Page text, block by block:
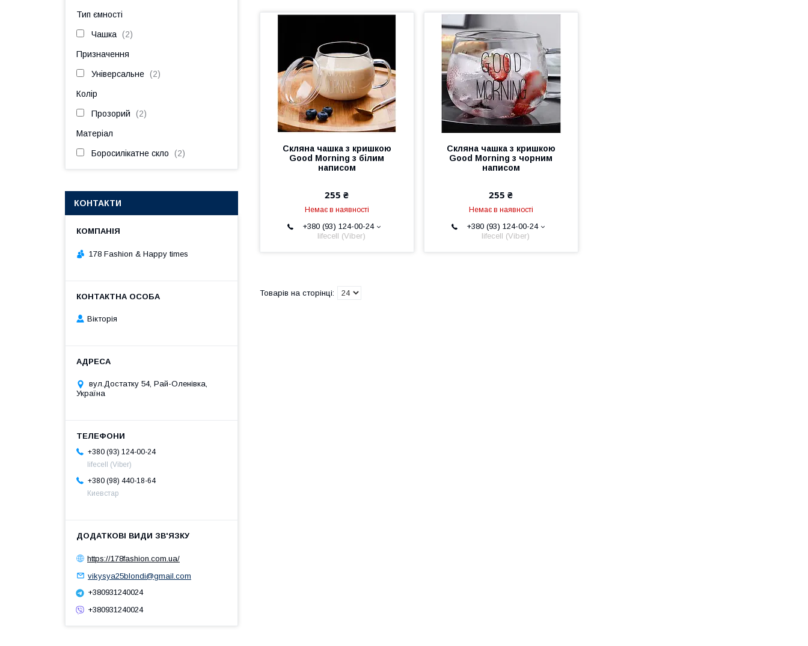
Скляна чашка з кришкою
Good Morning з білим
написом
255 ₴
Немає в наявності
+380 (93) 124-00-24
lifecell (Viber)
Скляна чашка з кришкою
Good Morning з чорним
написом
255 ₴
Немає в наявності
+380 (93) 124-00-24
lifecell (Viber)
Тип ємності
Чашка 2
Призначення
Універсальне 2
Колір
Прозорий 2
Матеріал
Боросилікатне скло 2
КОНТАКТИ
178 Fashion & Happy times
Вікторія
вул.Достатку 54, Рай-Оленівка,
Україна
+380 (93) 124-00-24
lifecell (Viber)
+380 (98) 440-18-64
Киевстар
https://178fashion.com.ua/
vikysya25blondi@gmail.com
+380931240024
+380931240024